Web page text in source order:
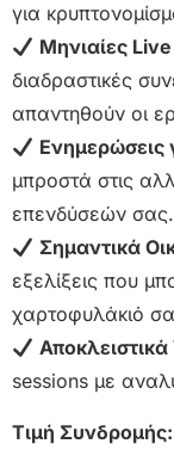
για
Μηνιαίες
διαδραστικές
απαντηθούν οι
Ενημερώσεις
μπροστά στις
επενδύσεών σας.
Σημαντικά
εξελίξεις που
χαρτοφυλάκιό
sessions με
Τιμή Συνδρομής: